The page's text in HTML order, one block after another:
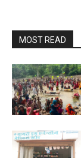
MOST READ